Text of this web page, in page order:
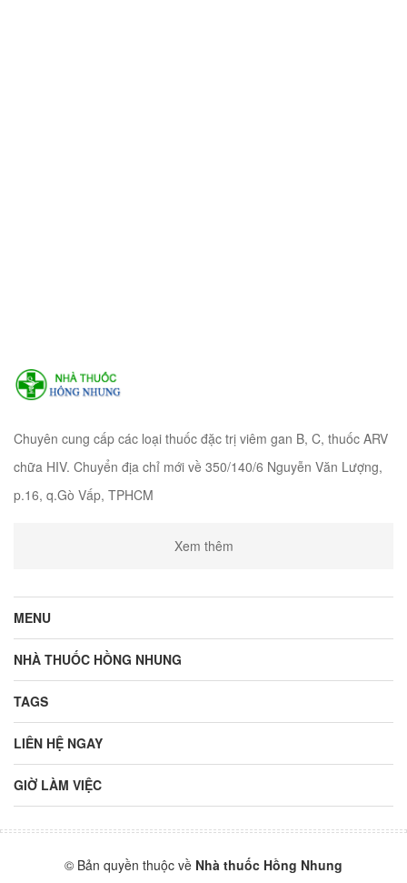
Chuyên cung cấp các loại thuốc đặc trị viêm gan B, C, thuốc ARV
chữa HIV. Chuyển địa chỉ mới về 350/140/6 Nguyễn Văn Lượng,
p.16, q.Gò Vấp, TPHCM
Xem thêm
MENU
NHÀ THUỐC HỒNG NHUNG
TAGS
LIÊN HỆ NGAY
GIỜ LÀM VIỆC
© Bản quyền thuộc về Nhà thuốc Hồng Nhung